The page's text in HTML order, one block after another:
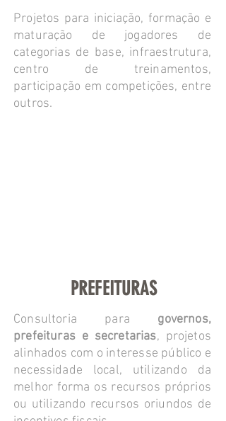
Projetos para iniciação, formação e
maturação de jogadores de
categorias de base, infraestrutura,
centro de treinamentos,
participação em competições, entre
outros.
PREFEITURAS
Consultoria para governos,
prefeituras e secretarias, projetos
alinhados com o interesse público e
necessidade local, utilizando da
melhor forma os recursos próprios
ou utilizando recursos oriundos de